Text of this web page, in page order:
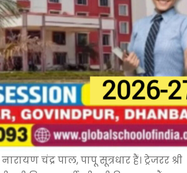
चंद्र पाल, पापू सूत्रधार हैं। ट्रेजरर श्री